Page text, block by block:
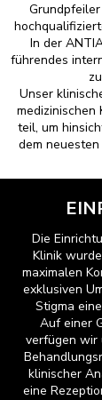
In der
führendes
Unser
medizinischen
teil, um
dem
Die
Klinik
maximalen
exklusiven
Stigma
Auf einer
verfügen wir
klinischer
eine